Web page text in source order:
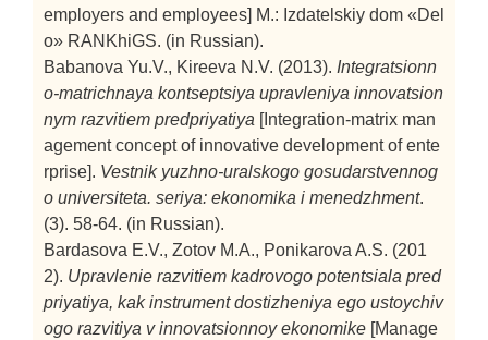
employers and employees] M.: Izdatelskiy dom «Del
o» RANKhiGS. (in Russian).
Babanova Yu.V., Kireeva N.V. (2013). Integratsionn
o-matrichnaya kontseptsiya upravleniya innovatsion
nym razvitiem predpriyatiya [Integration-matrix man
agement concept of innovative development of ente
rprise]. Vestnik yuzhno-uralskogo gosudarstvennog
o universiteta. seriya: ekonomika i menedzhment.
(3). 58-64. (in Russian).
Bardasova E.V., Zotov M.A., Ponikarova A.S. (201
2). Upravlenie razvitiem kadrovogo potentsiala pred
priyatiya, kak instrument dostizheniya ego ustoychiv
ogo razvitiya v innovatsionnoy ekonomike [Manage